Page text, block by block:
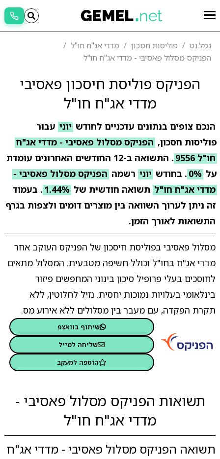
גמל.נט פוליסות חסכון
מדדי אג"ח חו"ל
הפניקס מסלול פאסיבי - מדדי אג"ח חו"ל
הפניקס פוליסת חיסכון פאסיבי
מדדי אג"ח חו"ל
הנכם צופים בנתונים עדכניים לחודש יוני עבור
פוליסות חסכון, הפניקס מסלול פאסיבי - מדדי אג"ח
חו"ל 9556
. התשואה ב-12 החודשים האחרונים עומדת
על 0% . בחודש יוני רשמה הפניקס מסלול פאסיבי -
מדדי אג"ח חו"ל תשואה חודשית של 1.44% . בעמוד
זה ניתן לערוך השוואה בין מוצרים דומים ולצפות בגרף
התשואות לאורך הזמן.
מסלול פאסיבי בפוליסת חיסכון של הפניקס העוקב אחר
מדדי אג"ח בחו"ל וכולל חשיפה מטבעית. המסלול מתאים
לחוסכים בעלי פרופיל סיכון בינוני המחפשים פיזור
בינלאומי בעלויות נמוכות יחסית. נזיל לחלוטין, ללא
תקרת הפקדה, עם מעבר בין מסלולים ללא אירוע מס.
שיתוף בוואצפ
שליחה למייל
הוספה למעקב
תשואות הפניקס מסלול פאסיבי -
מדדי אג"ח חו"ל
תשואה הפניקס מסלול פאסיבי - מדדי אג"ח